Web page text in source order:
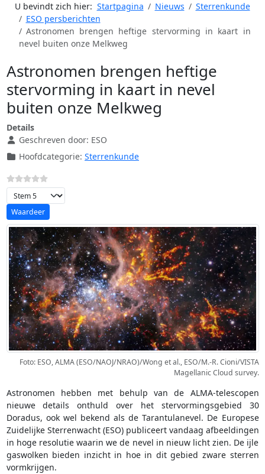
U bevindt zich hier: Startpagina Nieuws
Sterrenkunde
ESO persberichten
Astronomen brengen heftige stervorming in kaart in
nevel buiten onze Melkweg
Astronomen brengen heftige
stervorming in kaart in nevel
buiten onze Melkweg
Details
Geschreven door: ESO
Hoofdcategorie: Sterrenkunde
Voeg waardering toe
Foto: ESO, ALMA (ESO/NAOJ/NRAO)/Wong et al., ESO/M.-R. Cioni/VISTA
Magellanic Cloud survey.
Astronomen hebben met behulp van de ALMA-telescopen
nieuwe details onthuld over het stervormingsgebied 30
Doradus, ook wel bekend als de Tarantulanevel. De Europese
Zuidelijke Sterrenwacht (ESO) publiceert vandaag afbeeldingen
in hoge resolutie waarin we de nevel in nieuw licht zien. De ijle
gaswolken bieden inzicht in hoe in dit gebied zware sterren
vormkrijgen.